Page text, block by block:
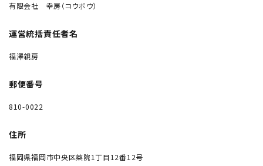
有限会社 幸房（コウボウ）
運営統括責任者名
福澤親房
郵便番号
810-0022
住所
福岡県福岡市中央区薬院1丁目12番12号